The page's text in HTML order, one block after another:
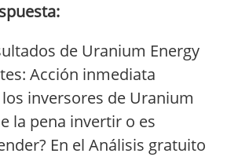
de Uranium Energy
Acción inmediata
inversores de Uranium
la pena invertir o es
En el Análisis gratuito